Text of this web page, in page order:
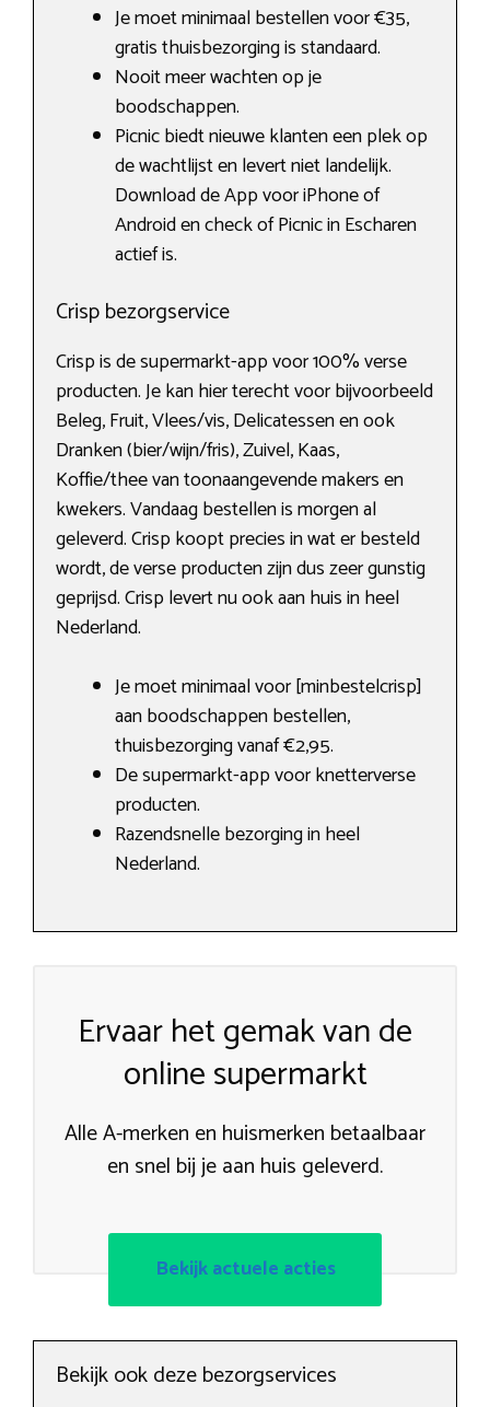
Je moet minimaal bestellen voor €35,
gratis thuisbezorging is standaard.
Nooit meer wachten op je
boodschappen.
Picnic biedt nieuwe klanten een plek op
de wachtlijst en levert niet landelijk.
Download de App voor iPhone of
Android en check of Picnic in Escharen
actief is.
Crisp bezorgservice
Crisp is de supermarkt-app voor 100% verse
producten. Je kan hier terecht voor bijvoorbeeld
Beleg, Fruit, Vlees/vis, Delicatessen en ook
Dranken (bier/wijn/fris), Zuivel, Kaas,
Koffie/thee van toonaangevende makers en
kwekers. Vandaag bestellen is morgen al
geleverd. Crisp koopt precies in wat er besteld
wordt, de verse producten zijn dus zeer gunstig
geprijsd. Crisp levert nu ook aan huis in heel
Nederland.
Je moet minimaal voor [minbestelcrisp]
aan boodschappen bestellen,
thuisbezorging vanaf €2,95.
De supermarkt-app voor knetterverse
producten.
Razendsnelle bezorging in heel
Nederland.
Ervaar het gemak van de
online supermarkt
Alle A-merken en huismerken betaalbaar
en snel bij je aan huis geleverd.
Bekijk actuele acties
Bekijk ook deze bezorgservices